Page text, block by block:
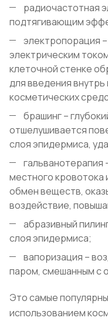
радиочастотная
подтягивающим
электропорация
электрическим
клеточной стенке
для введения
косметических
брашинг –
отшелушивается
слоя эпидермиса,
гальванотерапия
местного
обмен веществ,
воздействие,
абразивный
слоя эпидермиса;
вапоризация –
паром, смешанным с
Это самые
использованием